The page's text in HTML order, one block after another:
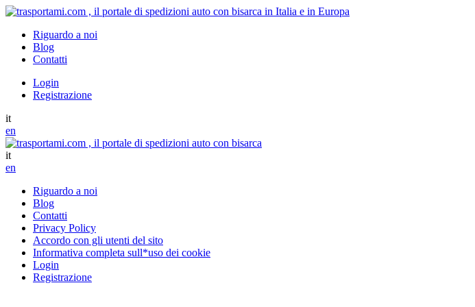
Riguardo a noi
Blog
Contatti
Login
Registrazione
it
en
it
en
Riguardo a noi
Blog
Contatti
Privacy Policy
Accordo con gli utenti del sito
Informativa completa sull*uso dei cookie
Login
Registrazione